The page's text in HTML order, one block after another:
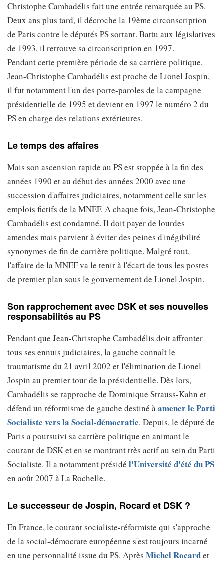
Christophe Cambadélis fait une entrée remarquée au PS.
Deux ans plus tard, il décroche la 19ème circonscription
de Paris contre le députés PS sortant. Battu aux législatives
de 1993, il retrouve sa circonscription en 1997.
Pendant cette première période de sa carrière politique,
Jean-Christophe Cambadélis est proche de Lionel Jospin,
il fut notamment l'un des porte-paroles de la campagne
présidentielle de 1995 et devient en 1997 le numéro 2 du
PS en charge des relations extérieures.
Le temps des affaires
Mais son ascension rapide au PS est stoppée à la fin des
années 1990 et au début des années 2000 avec une
succession d'affaires judiciaires, notamment celle sur les
emplois fictifs de la MNEF. A chaque fois, Jean-Christophe
Cambadélis est condamné. Il doit payer de lourdes
amendes mais parvient à éviter des peines d'inégibilité
synonymes de fin de carrière politique. Malgré tout,
l'affaire de la MNEF va le tenir à l'écart de tous les postes
de premier plan sous le gouvernement de Lionel Jospin.
Son rapprochement avec DSK et ses nouvelles
responsabilités au PS
Pendant que Jean-Christophe Cambadélis doit affronter
tous ses ennuis judiciaires, la gauche connaît le
traumatisme du 21 avril 2002 et l'élimination de Lionel
Jospin au premier tour de la présidentielle. Dès lors,
Cambadélis se rapproche de Dominique Strauss-Kahn et
défend un réformisme de gauche destiné àamener le Parti
Socialiste vers la Social-démocratie. Depuis, le député de
Paris a poursuivi sa carrière politique en animant le
courant de DSK et en se montrant très actif au sein du Parti
Socialiste. Il a notamment présidé l'Université d'été du PS
en août 2007 à La Rochelle.
Le successeur de Jospin, Rocard et DSK ?
En France, le courant socialiste-réformiste qui s'approche
de la social-démocrate européenne s'est toujours incarné
en une personnalité issue du PS. Après Michel Rocardet